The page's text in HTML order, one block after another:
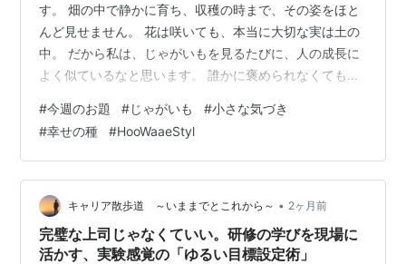
す。 畑の中で静かに育ち、収穫の時まで、その姿をほと
んど見せません。 花は咲いても、本当に大切な実は土の
中。 だから私は、じゃがいもを見るたびに、人の成長に
よく似ているなと思います。 誰かに褒められなくても、
り、少しずつ力を蓄えている時間があります。 焦ってし
まう時もあります。周りの人が輝いて見えることもあり
ます。 でも、じゃがいもは慌てません。 雨の日も、風の
日も、黙って土の中で育ち続けます。 そして時が来る
と、思った以上にたくさんの実をつけている。 人生も同
じなのかもしれません。 今すぐ花が…
#今週のお題 #じゃがいも #小さな気づき
#幸せの種 #HooWaaeStyl
キャリア散歩道 ～いままでとこれから～ • 2ヶ月前
完璧な上司じゃなくていい。研修の学びを現場に
活かす、実験感覚の「ゆるい目標設定術」